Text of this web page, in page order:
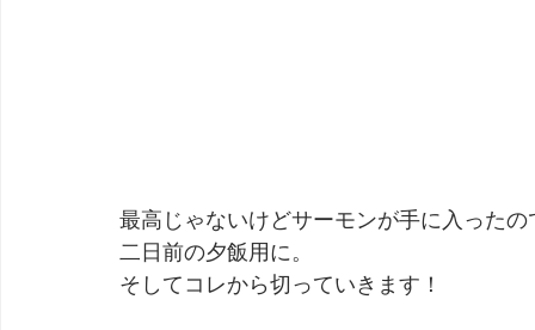
最高じゃないけどサーモンが手に入った
二日前の夕飯用に。
そしてコレから切っていきます！